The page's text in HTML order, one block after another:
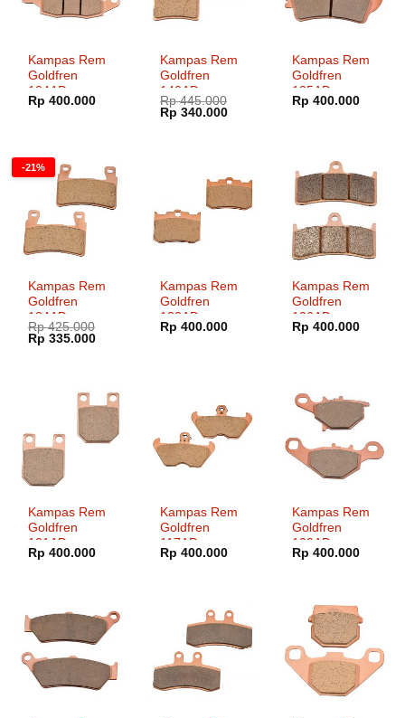
Kampas Rem
Goldfren
124AD
Rp 400.000
Kampas Rem
Goldfren
140AD
Rp445.000
Harga
aslinya
Rp 340.000Harga
Kampas Rem
Goldfren
135AD
Rp 400.000
-21%
Kampas Rem
Goldfren
134AD
Rp425.000
Harga
aslinya
Rp 335.000Harga
Kampas Rem
Goldfren
132AD
Rp 400.000
Kampas Rem
Goldfren
126AD
Rp 400.000
Kampas Rem
Goldfren
121AD
Rp 400.000
Kampas Rem
Goldfren
117AD
Rp 400.000
Kampas Rem
Goldfren
109AD
Rp 400.000